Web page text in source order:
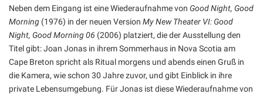
Neben dem Eingang ist eine Wiederaufnahme von Good Night, Good
Morning (1976) in der neuen Version My New Theater VI: Good
Night, Good Morning 06 (2006) platziert, die der Ausstellung den
Titel gibt: Joan Jonas in ihrem Sommerhaus in Nova Scotia am
Cape Breton spricht als Ritual morgens und abends einen Gruß in
die Kamera, wie schon 30 Jahre zuvor, und gibt Einblick in ihre
private Lebensumgebung. Für Jonas ist diese Wiederaufnahme von